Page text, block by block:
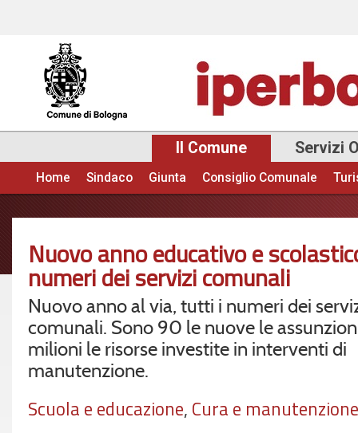
Il Comune Servizi
Menu principale
Home Sindaco Giunta Consiglio Comunale
Nuovo anno educativo e
numeri dei servizi comunali
Nuovo anno al via, tutti i numeri dei
comunali. Sono 90 le nuove le
milioni le risorse investite in interventi di
manutenzione.
Scuola e educazione, Cura e manutenzione